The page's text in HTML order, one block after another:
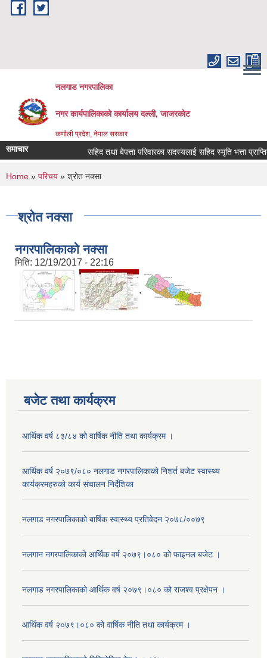
Skip to main content
नलगाड नगरपालिका
नगर कार्यपालिकाको कार्यालय दल्ली, जाजरकाेट
कर्णाली प्रदेश, नेपाल सरकार
समाचार सहिद तथा बेपत्ता परिवारका सदस्यलाई सहिद स्मृति भत्ता प्राप्तिको
You are here
Home » परिचय » श्रोत नक्सा
श्रोत नक्सा
नगरपालिकाको नक्सा
मिति: 12/19/2017 - 22:16
, ,
बजेट तथा कार्यक्रम
आर्थिक वर्ष ८३/८४ को वार्षिक नीति तथा कार्यक्रम ।
आर्थिक वर्ष २०७९/०८० नलगाड नगरपालिकाको निशर्त बजेट स्वास्थ्य
कार्यक्रमहरुको कार्य संचालन निर्देशिका
नलगाड नगरपालिकाको बार्षिक स्वास्थ्य प्रतिवेदन २०७८/००७९
नलगान नगरपालिकाको आर्थिक वर्ष २०७९।०८० को फाइनल बजेट ।
नलगाड नगरपालिकाको आर्थिक वर्ष २०७९।०८० को राजश्व प्रक्षेपन ।
आर्थिक वर्ष २०७९।०८० को वार्षिक नीति तथा कार्यक्रम ।